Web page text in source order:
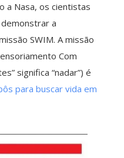
a Nasa, os cientistas
a
SWIM. A missão
Com
significa “nadar”) é
para buscar vida em